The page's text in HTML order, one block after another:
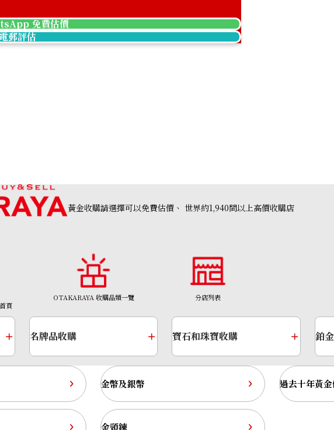
免費估價
郵評估
黃金收購請選擇可以免費估價、 世界約1,940間以上高價收購店
頁
OTAKARAYA 收購品類一覽 分店列表
金幣及銀幣 過去十年黃
金頸鍊
名牌品收購 寶石和珠寶收購 鉑